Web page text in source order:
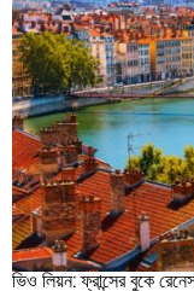
ভিও লিয়ন: ফ্রান্সের বুকে